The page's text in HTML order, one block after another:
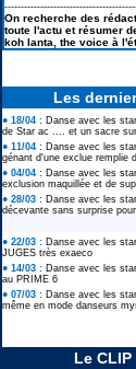
On recherche des
toute l'actu et résumer
koh lanta, the voice à
Les
● 18/04 : Danse avec les
de Star ac .... et un sacre
● 11/04 : Danse avec les
génant d'une exclue remplie
● 04/04 : Danse avec les
exclusion maquillée et de
● 28/03 : Danse avec les
décevante sans surprise
● 22/03 : Danse avec les
JUGES très exaeco
● 14/03 : Danse avec les
au PRIME 6
● 07/03 : Danse avec les
même en mode danseurs
Le